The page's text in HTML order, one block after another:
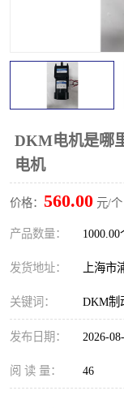
DKM电机是哪
电机
价格： 560.00 元/
产品数量： 1000.00
发货地址： 上海市
关键词： DKM制
发布日期： 2026-
阅 读 量： 46